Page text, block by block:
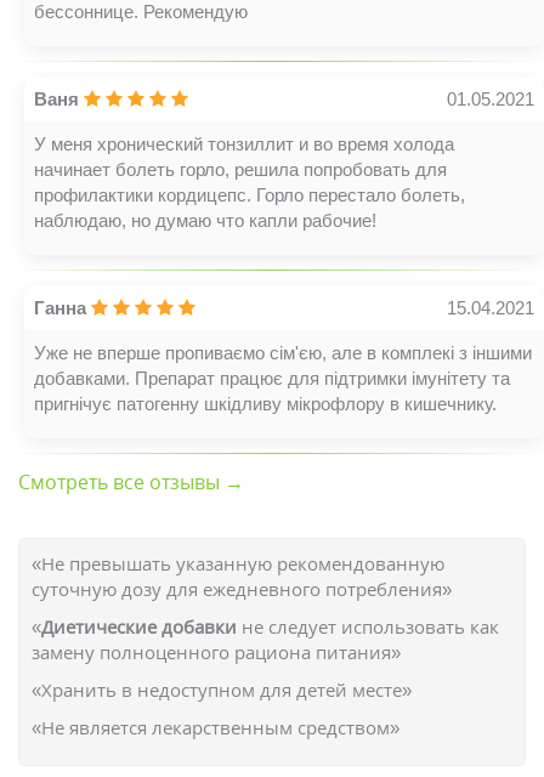
бессоннице. Рекомендую
Ваня 01.05.2021
У меня хронический тонзиллит и во время холода
начинает болеть горло, решила попробовать для
профилактики кордицепс. Горло перестало болеть,
наблюдаю, но думаю что капли рабочие!
Ганна 15.04.2021
Уже не вперше пропиваємо сім'єю, але в комплекі з іншими
добавками. Препарат працює для підтримки імунітету та
пригнічує патогенну шкідливу мікрофлору в кишечнику.
Смотреть все отзывы →
«Не превышать указанную рекомендованную
суточную дозу для ежедневного потребления»
«Диетические добавки не следует использовать как
замену полноценного рациона питания»
«Хранить в недоступном для детей месте»
«Не является лекарственным средством»